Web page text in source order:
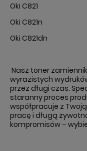
Oki C821
Oki C821n
Oki C821dn
Nasz toner
wyrazistych
przez długi czas.
staranny proces
współpracuje z
pracę i długą
kompromisów –